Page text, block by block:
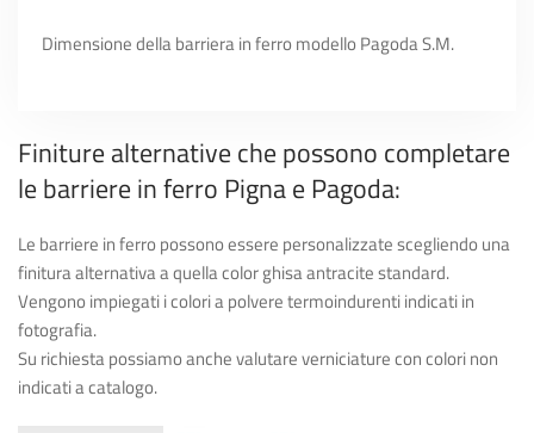
Dimensione della barriera in ferro modello Pagoda S.M.
Finiture alternative che possono completare
le barriere in ferro Pigna e Pagoda:
Le barriere in ferro possono essere personalizzate scegliendo una
finitura alternativa a quella color ghisa antracite standard.
Vengono impiegati i colori a polvere termoindurenti indicati in
fotografia.
Su richiesta possiamo anche valutare verniciature con colori non
indicati a catalogo.